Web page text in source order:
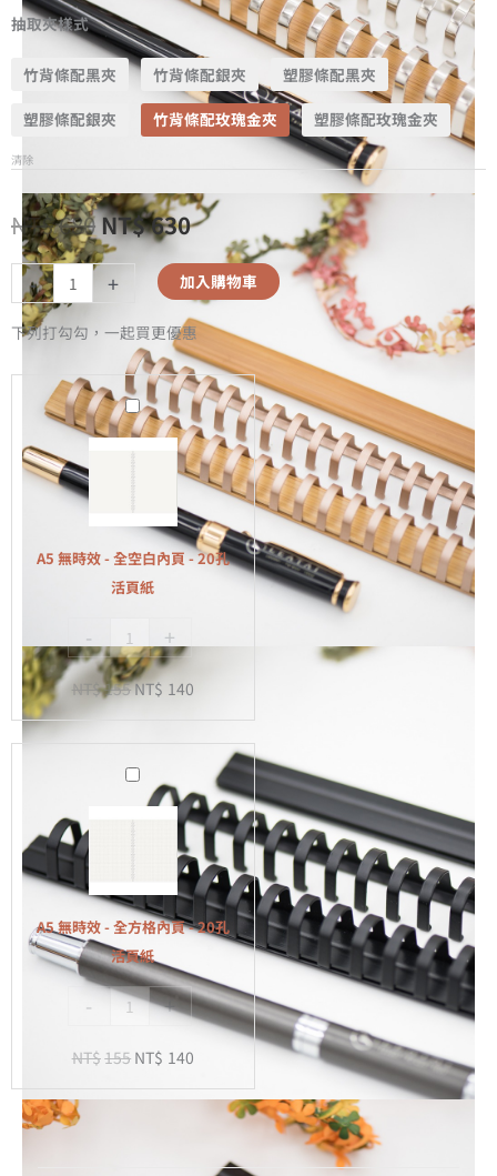
抽取夾樣式
竹背條配黑夾 竹背條配銀夾 塑膠條配黑夾
塑膠條配銀夾 竹背條配玫瑰金夾 塑膠條配玫瑰金夾
清除
NT$680NT$630
- + 加入購物車
下列打勾勾，一起買更優惠
A5
無
效
-
全
空
內
頁
-
活
A5 無時效 - 全空白內頁 - 20孔
活頁紙
- +
NT$155NT$ 140
A5
效
-
全
方
格
內
-
20
A5 無時效 - 全方格內頁 - 20孔
活頁紙
- +
NT$155 NT$ 140